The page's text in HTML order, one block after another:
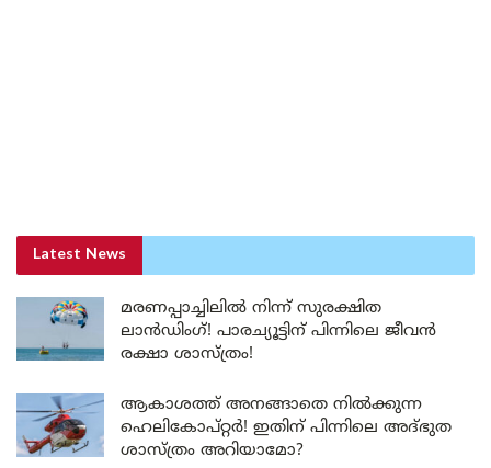
Latest News
മരണപ്പാച്ചിലിൽ നിന്ന് സുരക്ഷിത
ലാൻഡിംഗ്! പാരച്യൂട്ടിന് പിന്നിലെ ജീവൻ
രക്ഷാ ശാസ്ത്രം!
ആകാശത്ത് അനങ്ങാതെ നില്‍ക്കുന്ന
ഹെലികോപ്റ്റര്‍! ഇതിന് പിന്നിലെ അദ്ഭുത
ശാസ്ത്രം അറിയാമോ?